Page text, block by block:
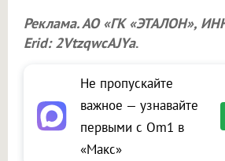
Реклама. АО «ГК «ЭТАЛОН»,
Erid: 2VtzqwcAJYa.
Не пропускайте
важное — узнавайте
первыми с Om1 в
«Макс»